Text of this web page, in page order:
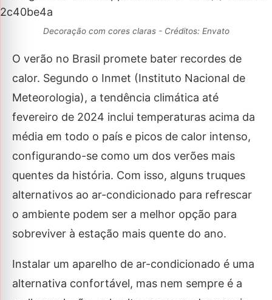
Decoração com cores claras - Créditos: Envato
O verão no Brasil promete bater recordes de
calor. Segundo o Inmet (Instituto Nacional de
Meteorologia), a tendência climática até
fevereiro de 2024 inclui temperaturas acima da
média em todo o país e picos de calor intenso,
configurando-se como um dos verões mais
quentes da história. Com isso, alguns truques
alternativos ao ar-condicionado para refrescar
o ambiente podem ser a melhor opção para
sobreviver à estação mais quente do ano.
Instalar um aparelho de ar-condicionado é uma
alternativa confortável, mas nem sempre é a